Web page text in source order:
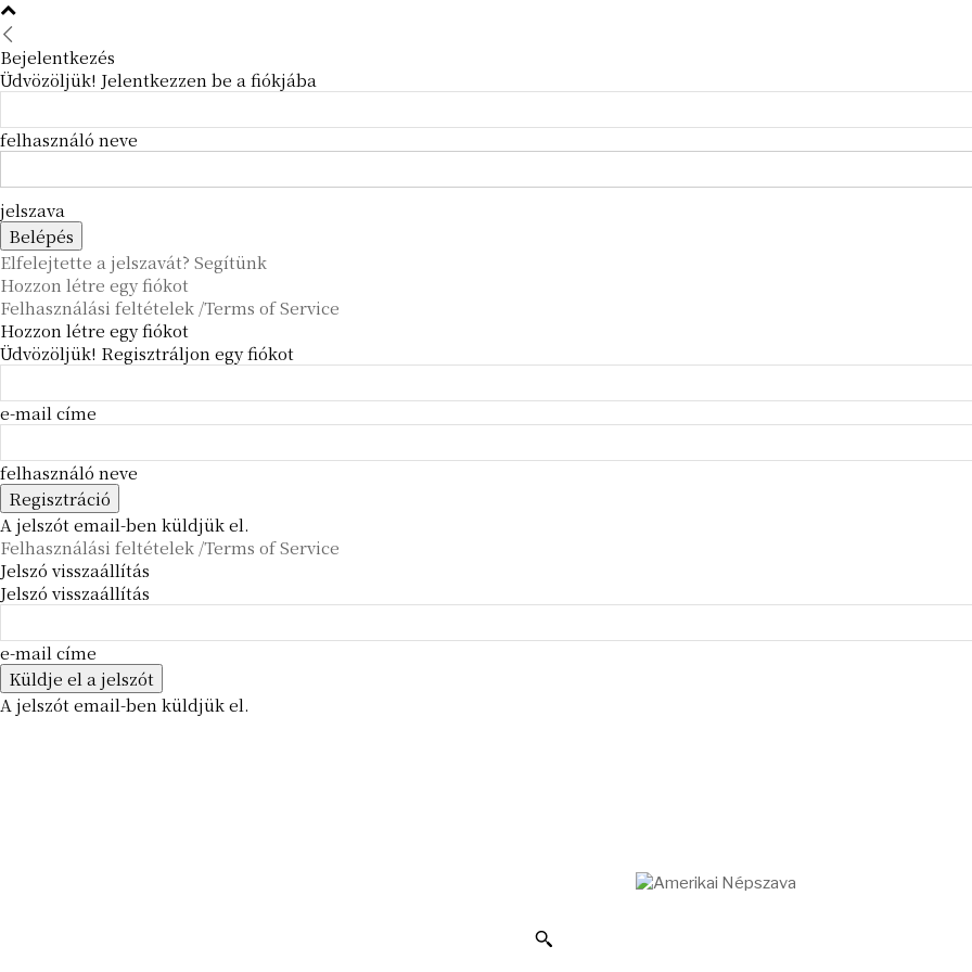
Bejelentkezés
Üdvözöljük! Jelentkezzen be a fiókjába
felhasználó neve
jelszava
Elfelejtette a jelszavát? Segítünk
Hozzon létre egy fiókot
Felhasználási feltételek /Terms of Service
Hozzon létre egy fiókot
Üdvözöljük! Regisztráljon egy fiókot
e-mail címe
felhasználó neve
A jelszót email-ben küldjük el.
Felhasználási feltételek /Terms of Service
Jelszó visszaállítás
Jelszó visszaállítás
e-mail címe
A jelszót email-ben küldjük el.